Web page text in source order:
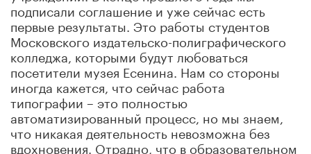
подписали соглашение и уже сейчас есть
первые результаты. Это работы студентов
Московского издательско-полиграфического
колледжа, которыми будут любоваться
посетители музея Есенина. Нам со стороны
иногда кажется, что сейчас работа
типографии – это полностью
автоматизированный процесс, но мы знаем,
что никакая деятельность невозможна без
вдохновения. Отрадно, что в образовательном